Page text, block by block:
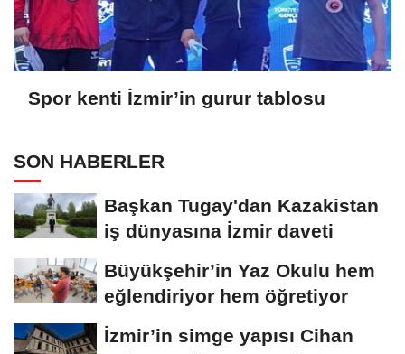
Spor kenti İzmir’in gurur tablosu
SON HABERLER
Başkan Tugay'dan Kazakistan
iş dünyasına İzmir daveti
Büyükşehir’in Yaz Okulu hem
eğlendiriyor hem öğretiyor
İzmir’in simge yapısı Cihan